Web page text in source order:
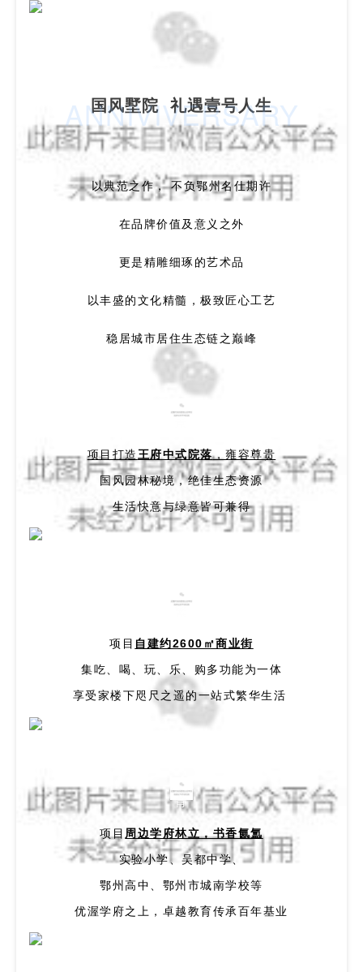
ANNIVIVERSARY
国风墅院 礼遇壹号人生
以典范之作， 不负鄂州名仕期许
在品牌价值及意义之外
更是精雕细琢的艺术品
以丰盛的文化精髓，极致匠心工艺
稳居城市居住生态链之巅峰
景
项目打造 王府中式院落，雍容尊贵
国风园林秘境，绝佳生态资源
生活快意与绿意皆可兼得
繁
项目 自建约2600㎡商业街
集吃、喝、玩、乐、购多功能为一体
享受家楼下咫尺之遥的一站式繁华生活
育
项目 周边学府林立，书香氤氲
实验小学、吴都中学、
鄂州高中、鄂州市城南学校等
优渥学府之上，卓越教育传承百年基业